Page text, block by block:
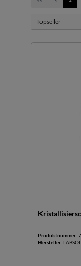
Produktnummer:
Hersteller: